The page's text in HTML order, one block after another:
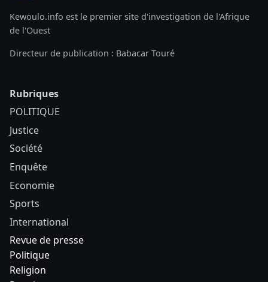
Kewoulo.info est le premier site d'investigation de l'Afrique
de l'Ouest
Directeur de publication : Babacar Touré
Rubriques
POLITIQUE
Justice
Société
Enquête
Economie
Sports
International
Revue de presse
Politique
Religion